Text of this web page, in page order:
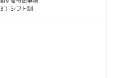
）シフト制